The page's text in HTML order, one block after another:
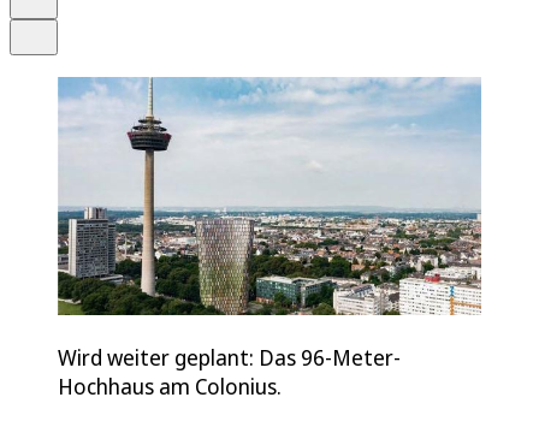
Wird weiter geplant: Das 96-Meter-
Hochhaus am Colonius.